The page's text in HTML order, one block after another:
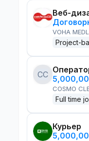
Веб-
VOHA
Project-
CC
COSMO
Full time
Курьер